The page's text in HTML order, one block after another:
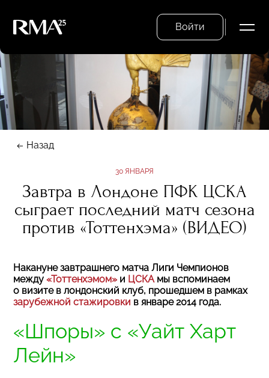
Войти
Назад
30 ЯНВАРЯ
Завтра в Лондоне ПФК ЦСКА
сыграет последний матч сезона
против «Тоттенхэма» (ВИДЕО)
Накануне завтрашнего матча Лиги Чемпионов
между «Тоттенхэмом»и ЦСКАмы вспоминаем
о визите в лондонский клуб, прошедшем в рамках
зарубежной стажировки в январе 2014 года.
«Шпоры» с «Уайт Харт
Лейн»